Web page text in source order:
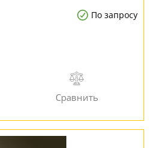
По запросу